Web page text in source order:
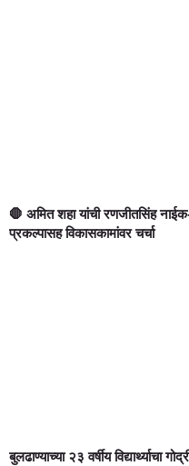
🛑 अमित शहा यांची रणजीतसिंह
प्रकल्पासह विकासकामांवर चर्चा
बुलढाण्याच्या २३ वर्षीय विद्यार्थ्याचा